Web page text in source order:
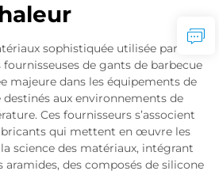
sophistiquée utilisée par les
de gants de barbecue
majeure dans les équipements de
aux environnements de
Ces fournisseurs s’associent
qui mettent en œuvre les
science des matériaux, intégrant
aramides, des composés de silicone